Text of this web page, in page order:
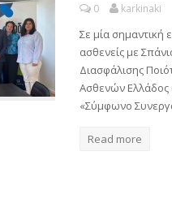
0 karkinaki
Σε μία σημαντική
ασθενείς με
Διασφάλισης
Ασθενών Ελλάδος
«Σύμφωνο
Read more